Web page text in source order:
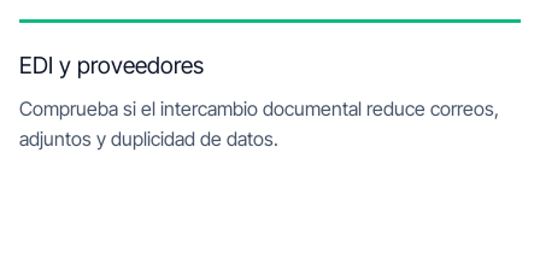
EDI y proveedores
Comprueba si el intercambio documental reduce correos,
adjuntos y duplicidad de datos.